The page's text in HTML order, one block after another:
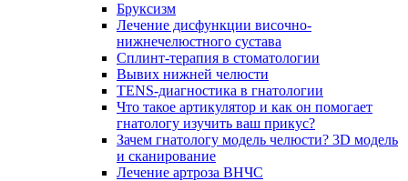
Бруксизм
Лечение дисфункции височно-
нижнечелюстного сустава
Сплинт-терапия в стоматологии
Вывих нижней челюсти
TENS-диагностика в гнатологии
Что такое артикулятор и как он помогает
гнатологу изучить ваш прикус?
Зачем гнатологу модель челюсти? 3D модель
и сканирование
Лечение артроза ВНЧС